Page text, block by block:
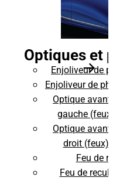
Optiques et
Enjoliveur de
Enjoliveur de
Optique
gauche
Optique
droit
Feu de
Feu de recul